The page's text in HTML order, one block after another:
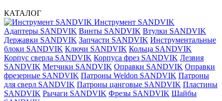
КАТАЛОГ
Инструмент SANDVIK
Адаптеры SANDVIK Винты SANDVIK Втулки SANDVIK
Державки SANDVIK Запчасти SANDVIK Инструментальные
блоки SANDVIK Ключи SANDVIK Кольца SANDVIK
Корпус сверла SANDVIK Корпуса фрез SANDVIK Лезвия
SANDVIK Метчики SANDVIK Оправки SANDVIK Оправки
фрезерные SANDVIK Патроны Weldon SANDVIK Патроны
для сверл SANDVIK Патроны цанговые SANDVIK Пластины
SANDVIK Рычаги SANDVIK Фрезы SANDVIK Шайбы